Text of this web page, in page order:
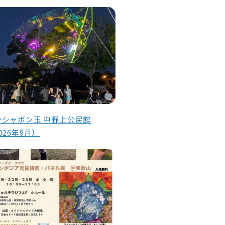
ャボン玉 中野上公民館
年9月）